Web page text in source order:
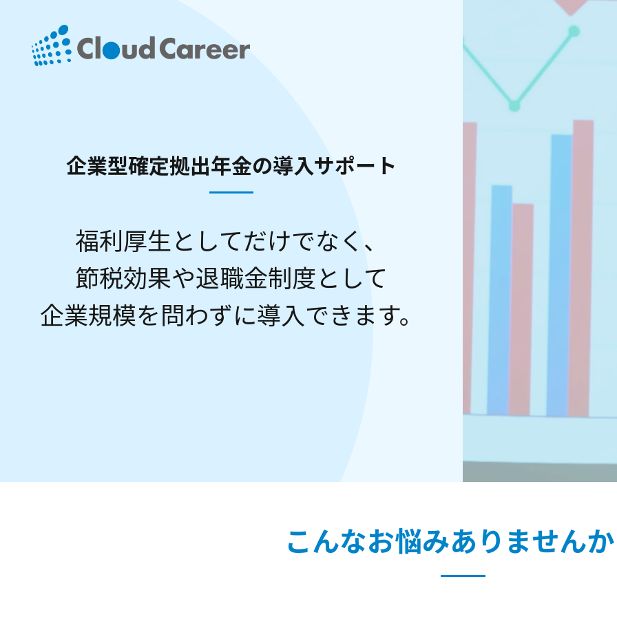
企業型確定拠出年金の導入サポート
福利厚生としてだけでなく、
節税効果や退職金制度として
企業規模を問わずに導入できます。
こんなお悩みありません